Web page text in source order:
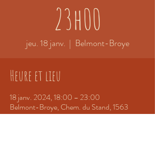
23h00
jeu. 18 janv.
  |
Belmont-Broye
Heure et lieu
18 janv. 2024, 18:00 – 23:00
Belmont-Broye, Chem. du Stand, 1563
Belmont-Broye, Suisse